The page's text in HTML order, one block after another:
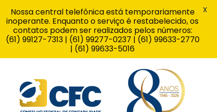
Nossa central telefônica está temporariamente
inoperante. Enquanto o serviço é restabelecido, os
contatos podem ser realizados pelos números:
(61) 99127-7313 | (61) 99277-0237 | (61) 99633-2770
| (61) 99633-5016
X